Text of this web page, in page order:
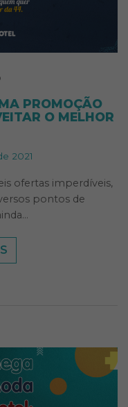
PROMOÇÃO
O MELHOR
2021
ofertas imperdíveis,
pontos de